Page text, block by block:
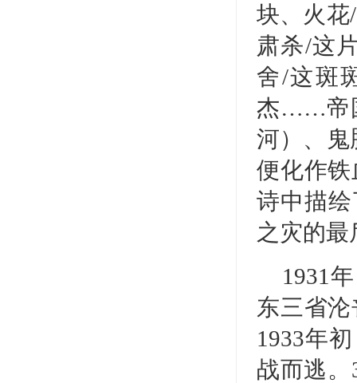
块、火花
肃杀/这
舍/这斑
杰……帝
河）、鬼
便化作铁
诗中描
之灾的
1931
东三省
1933年
战而逃